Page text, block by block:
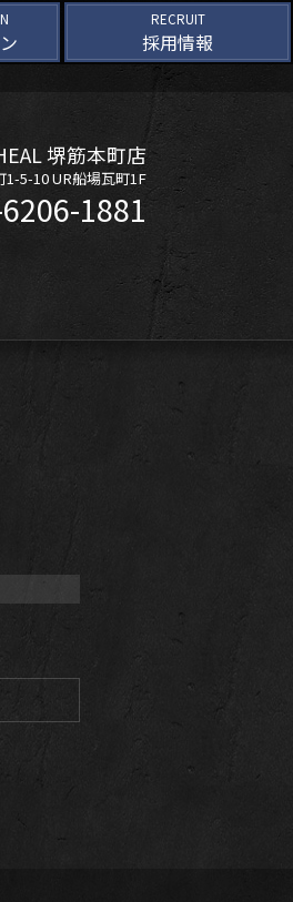
RECRUIT
採用情報
堺筋本町店
1-5-10 UR船場瓦町1F
1881